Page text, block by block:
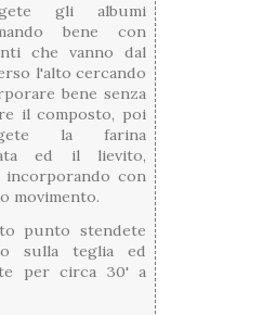
gli albumi
bene con
che vanno dal
l'alto cercando
bene senza
il composto, poi
la farina
ed il lievito,
incorporando con
movimento.
punto stendete
sulla teglia ed
per circa 30' a